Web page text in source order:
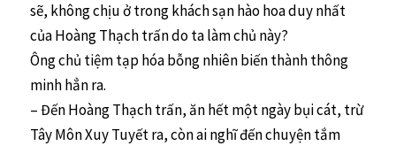
sẽ, không chịu ở trong khách sạn hào hoa duy nhất
của Hoàng Thạch trấn do ta làm chủ này?
Ông chủ tiệm tạp hóa bỗng nhiên biến thành thông
minh hẳn ra.
– Đến Hoàng Thạch trấn, ăn hết một ngày bụi cát, trừ
Tây Môn Xuy Tuyết ra, còn ai nghĩ đến chuyện tắm